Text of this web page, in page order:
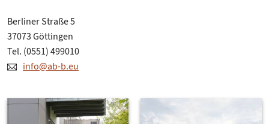
Berliner Straße 5
37073 Göttingen
Tel. (0551) 499010
info@ab-b.eu